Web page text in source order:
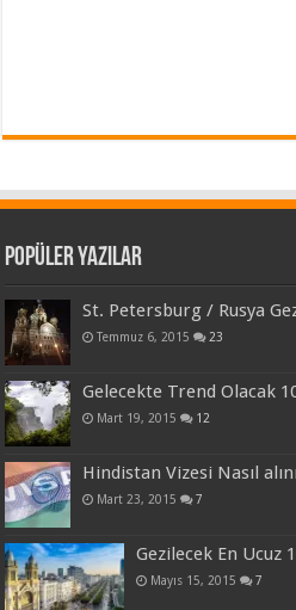
Popüler Yazılar
St. Petersburg / Rusya
Temmuz 6, 2015 23
Gelecekte Trend Olacak
Mart 19, 2015 12
Hindistan Vizesi Nasıl
Mart 23, 2015 7
Gezilecek En Ucuz
Mayıs 15, 2015 7